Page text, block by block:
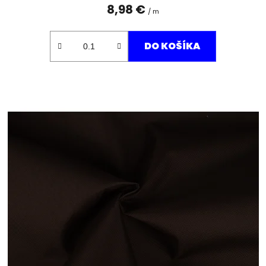
8,98 € / m
DO KOŠÍKA